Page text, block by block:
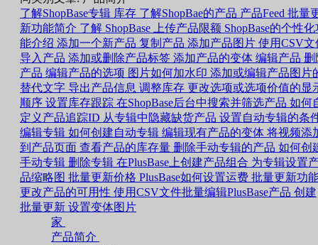
了解ShopBase专辑 库存 了解ShopBae的产品 产品Feed 批量
新功能简介 了解 ShopBase 上传产品限额 ShopBase的个性化
能介绍 添加一个新产品 复制产品 添加产品图片 使用CSV文
导入产品 添加或删除产品标签 添加产品的变体 编辑产品 删
产品 编辑产品的选项 图片如何加水印 添加或编辑产品图片
替代文字 导出产品信息 调整库存 更改选项或选项价值的显
顺序 设置库存跟踪 在ShopBase后台中搜索并筛选产品 如何
定义产品追踪ID 从专辑中隐藏缺货产品 设置自动专辑的条
编辑专辑 如何创建自动专辑 编辑现有产品的变体 将视频添
到产品页面 查看产品的库存量 删除手动专辑的产品 如何创
手动专辑 删除专辑 在PlusBase上创建产品组合 为专辑设置
品缩略图 批量更新价格 PlusBase如何设置运费 批量更新功
更改产品的可用性 使用CSV文件批量编辑PlusBase产品 创建
批量更新 设置变体图片
家
产品简介